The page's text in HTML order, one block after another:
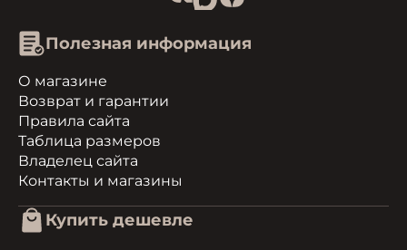
Полезная информация
О магазине
Возврат и гарантии
Правила сайта
Таблица размеров
Владелец сайта
Контакты и магазины
Купить дешевле